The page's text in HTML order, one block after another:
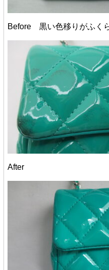
Before 黒い色移りがふく
After